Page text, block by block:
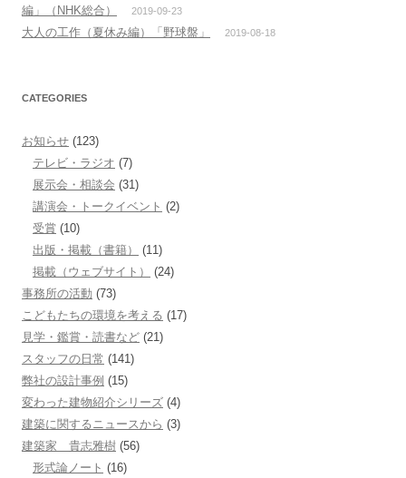
編」（NHK総合） 2019-09-23
大人の工作（夏休み編）「野球盤」 2019-08-18
CATEGORIES
お知らせ (123)
テレビ・ラジオ (7)
展示会・相談会 (31)
講演会・トークイベント (2)
受賞 (10)
出版・掲載（書籍）
(11)
掲載（ウェブサイト）
(24)
事務所の活動 (73)
こどもたちの環境を考える (17)
見学・鑑賞・読書など (21)
スタッフの日常 (141)
弊社の設計事例 (15)
変わった建物紹介シリーズ (4)
建築に関するニュースから (3)
建築家 貴志雅樹 (56)
形式論ノート (16)